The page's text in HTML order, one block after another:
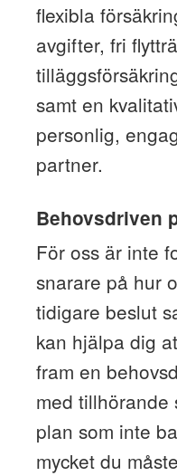
flexibla
avgifter, fri
samt en
personlig,
partner.
Behovsdriven
För oss är inte
snarare på hur
tidigare beslut
kan hjälpa dig
fram en
med tillhörande
plan som inte
mycket du